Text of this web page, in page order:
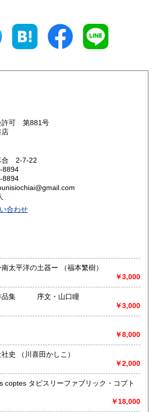
820円 三重県
820円
820円
愛媛県
820円
820円 大分県 820円
820円
2,860円
許可 第881号
合 2-7-22
8894
8894
合わせ
ョンのよい本を扱いたいと思っていま
関しては、できるだけその旨詳細に明記
すべて苦情のないよう配慮いたしま
をなるべく安く提供してます。愛書会
線 都営地下鉄大江戸線
してません
休
て
ん。
必要はありません。お任せください。
最良の買取をします。
精霊と土と炎 ー南太平洋の土器ー （福本繁樹）
￥3,000
品集 序文・山口瞳
￥3,000
￥8,000
東和商事合資会社社史 （川喜田かしこ）
￥2,000
￥18,000